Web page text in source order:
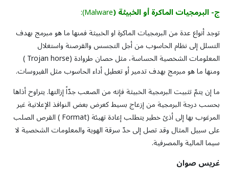
ج-البرمجياتالماكرةأوالخبيثة (Malware):
توجد أنواع عدة من البرمجيات الماكرة او الخبيثة فمنها ما هو مبرمج بهدف
التسلل إلى نظام الحاسوب من أجل التجسس والقرصنة واستغلال
المعلومات الشخصية الحساسة، مثل حصان طروادة (Trojan horse )
ومنها ما هو مبرمج بهدف تدمير أو تعطيل أداء الحاسوب مثل الفيروسات.
ما إن يتمّ تثبيت البرمجية الخبيثة فإنه من الصعب جدّاً إزالتها. يتراوح أذاها
بحسب درجة البرمجية من إزعاج بسيط كعرض بعض النوافذ الإعلانية غير
المرغوب بها إلى أذىً خطير يتطلب إعادة تهيئة (Format ) القرص الصلب
على سبيل المثال وقد تصل إلى حدّ سرقة الهوية والمعلومات الشخصية لا
سيما المالية والمصرفية.
غريس صوان